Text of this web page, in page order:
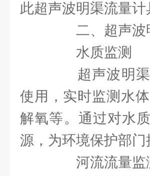
此超声波明渠流量
二、超声波
水质监测
超声波明渠
使用，实时监测水
解氧等。通过对水
源，为环境保护部
河流流量监